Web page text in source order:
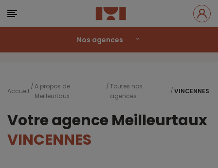
Nos agences
Accueil
A propos de
Meilleurtaux
Toutes nos
agences
VINCENNES
Votre agence Meilleurtaux
VINCENNES